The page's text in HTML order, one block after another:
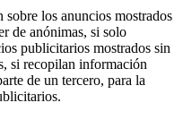
los anuncios mostrados
de anónimas, si solo
publicitarios mostrados sin
si recopilan información
de un tercero, para la